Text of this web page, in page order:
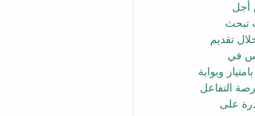
أجل
تبحث
تقديم
في
وبوابة
التفاعل
على